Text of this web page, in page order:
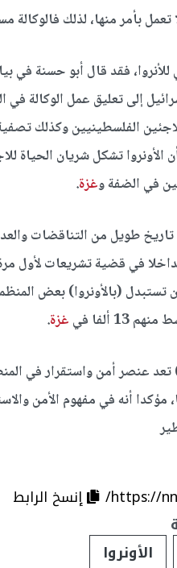
تعمل بأمر منها، لذلك
فقد قال أبو حسنة في
إلى تعليق عمل الوكالة في
الفلسطينيين وكذلك
الأونروا تشكل شريان الحياة
في الضفة وغزة.
طويل من التناقضات
في قضية تشريعات لأول مرة
ألفا في
غزة.
مؤكدا أنه في مفهوم الأمن
https://
إنسخ الرابط
الأونروا